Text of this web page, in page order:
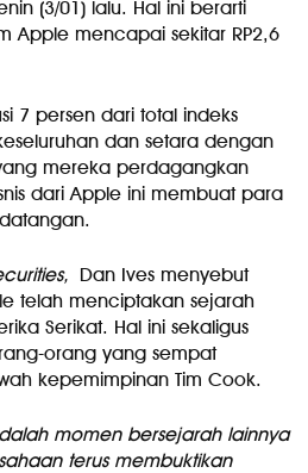
(3/01) lalu. Hal ini berarti
Apple mencapai sekitar RP2,6
7 persen dari total indeks
dan setara dengan
mereka perdagangkan
dari Apple ini membuat para
Dan Ives menyebut
telah menciptakan sejarah
Serikat. Hal ini sekaligus
orang yang sempat
kepemimpinan Tim Cook.
momen bersejarah lainnya
terus membuktikan